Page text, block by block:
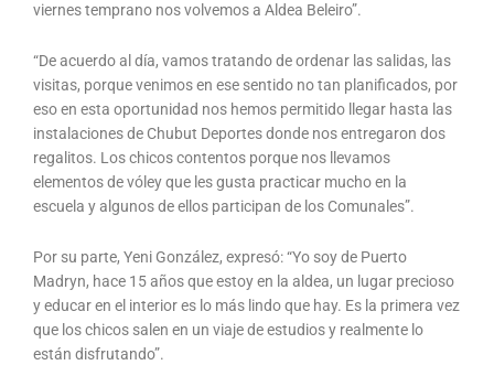
viernes temprano nos volvemos a Aldea Beleiro”.
“De acuerdo al día, vamos tratando de ordenar las salidas, las
visitas, porque venimos en ese sentido no tan planificados, por
eso en esta oportunidad nos hemos permitido llegar hasta las
instalaciones de Chubut Deportes donde nos entregaron dos
regalitos. Los chicos contentos porque nos llevamos
elementos de vóley que les gusta practicar mucho en la
escuela y algunos de ellos participan de los Comunales”.
Por su parte, Yeni González, expresó: “Yo soy de Puerto
Madryn, hace 15 años que estoy en la aldea, un lugar precioso
y educar en el interior es lo más lindo que hay. Es la primera vez
que los chicos salen en un viaje de estudios y realmente lo
están disfrutando”.